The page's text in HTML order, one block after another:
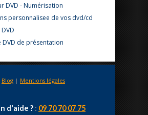
DVD - Numérisation
personnalisee de vos dvd/cd
DVD de présentation
Blog | Mentions légales
d'aide ? : 09 70 70 07 75